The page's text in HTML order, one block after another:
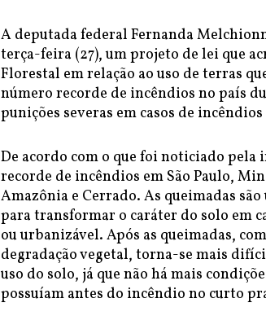
A deputada federal Fernanda
terça-feira (27), um projeto de lei que
Florestal em relação ao uso de terras
número recorde de incêndios no país
punições severas em casos de
De acordo com o que foi noticiado pela
recorde de incêndios em São Paulo,
Amazônia e Cerrado. As queimadas
para transformar o caráter do solo em
ou urbanizável. Após as queimadas,
degradação vegetal, torna-se mais
uso do solo, já que não há mais
possuíam antes do incêndio no curto